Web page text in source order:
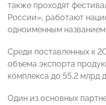
также проходят
России», работают
одноименным названием.
Среди поставленных к
объема экспорта
комплекса до 55,2 млрд
Один из основных